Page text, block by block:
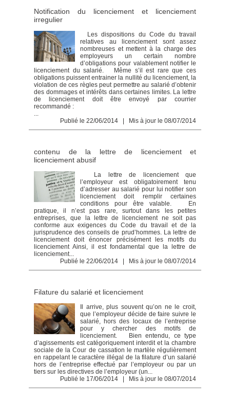
Notification du licenciement et licenciement
irregulier
Les dispositions du Code du travail
relatives au licenciement sont assez
nombreuses et mettent à la charge des
employeurs un certain nombre
d’obligations pour valablement notifier le
licenciement du salarié. Même s’il est rare que ces
obligations puissent entrainer la nullité du licenciement, la
violation de ces règles peut permettre au salarié d’obtenir
des dommages et intérêts dans certaines limites. La lettre
de licenciement doit être envoyé par courrier
recommandé :
...
Publié le 22/06/2014 | Mis à jour le 08/07/2014
contenu de la lettre de licenciement et
licenciement abusif
La lettre de licenciement que
l’employeur est obligatoirement tenu
d’adresser au salarié pour lui notifier son
licenciement doit remplir certaines
conditions pour être valable. En
pratique, il n’est pas rare, surtout dans les petites
entreprises, que la lettre de licenciement ne soit pas
conforme aux exigences du Code du travail et de la
jurisprudence des conseils de prud’hommes. La lettre de
licenciement doit énoncer précisément les motifs du
licenciement Ainsi, il est fondamental que la lettre de
licenciement...
Publié le 22/06/2014 | Mis à jour le 08/07/2014
Filature du salarié et licenciement
Il arrive, plus souvent qu’on ne le croit,
que l’employeur décide de faire suivre le
salarié, hors des locaux de l’entreprise
pour y chercher des motifs de
licenciement. Bien entendu, ce type
d’agissements est catégoriquement interdit et la chambre
sociale de la Cour de cassation le martèle régulièrement
en rappelant le caractère illégal de la filature d’un salarié
hors de l’entreprise effectué par l’employeur ou par un
tiers sur les directives de l’employeur (un...
Publié le 17/06/2014 | Mis à jour le 08/07/2014